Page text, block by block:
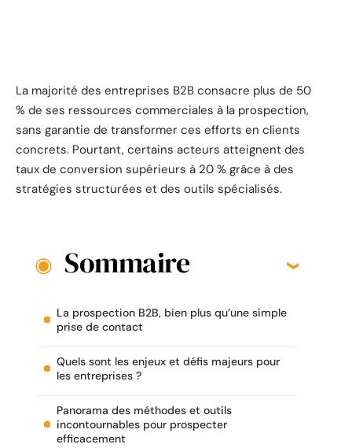
La majorité des entreprises B2B consacre plus de 50
% de ses ressources commerciales à la prospection,
sans garantie de transformer ces efforts en clients
concrets. Pourtant, certains acteurs atteignent des
taux de conversion supérieurs à 20 % grâce à des
stratégies structurées et des outils spécialisés.
Sommaire
La prospection B2B, bien plus qu’une simple
prise de contact
Quels sont les enjeux et défis majeurs pour
les entreprises ?
Panorama des méthodes et outils
incontournables pour prospecter
efficacement